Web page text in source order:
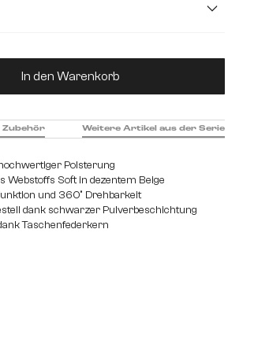
Gib den gewünschten Wert
In den Warenkorb
Polsterung
Webstoffs Soft in dezentem Beige
und 360° Drehbarkeit
dank schwarzer Pulverbeschichtung
Taschenfederkern
Zubehör Weitere Artikel aus der Serie